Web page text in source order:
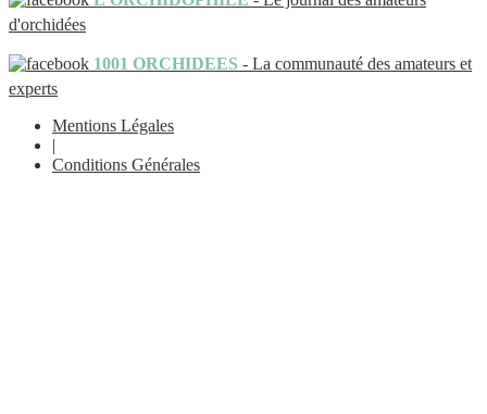
d'orchidées
1001 ORCHIDEES - La communauté des amateurs et
experts
Mentions Légales
|
Conditions Générales